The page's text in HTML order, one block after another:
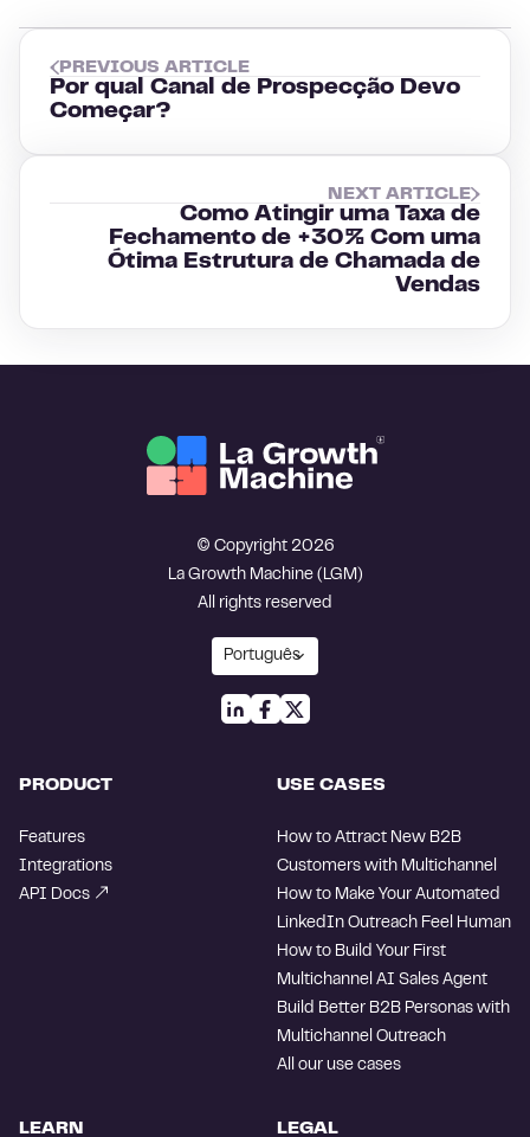
PREVIOUS ARTICLE
Por qual Canal de Prospecção Devo
Começar?
NEXT ARTICLE
Como Atingir uma Taxa de
Fechamento de +30% Com uma
Ótima Estrutura de Chamada de
Vendas
© Copyright 2026
La Growth Machine (LGM)
All rights reserved
PRODUCT
Features
Integrations
API Docs
USE CASES
How to Attract New B2B
Customers with Multichannel
How to Make Your Automated
LinkedIn Outreach Feel Human
How to Build Your First
Multichannel AI Sales Agent
Build Better B2B Personas with
Multichannel Outreach
All our use cases
LEARN LEGAL